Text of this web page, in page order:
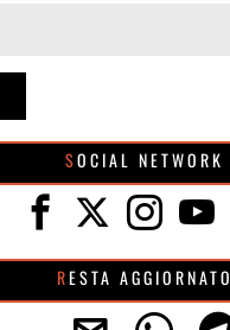
SOCIAL NETWORK
RESTA AGGIORNATO